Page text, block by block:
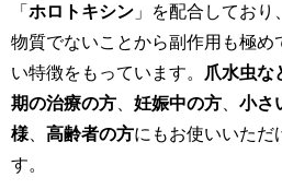
「ホロトキシン 」を配合しており
物質でないことから副作用も極め
い特徴をもっています。
爪水虫な
期の治療の方 、妊娠中の方 、小さ
様 、高齢者の方にもお使いいただ
す。